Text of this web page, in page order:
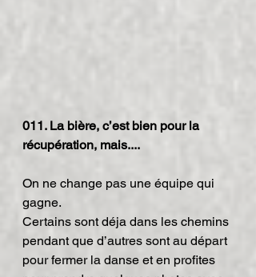
011. La bière, c’est bien pour la
récupération, mais....
On ne change pas une équipe qui
gagne.
Certains sont déja dans les chemins
pendant que d’autres sont au départ
pour fermer la danse et en profites